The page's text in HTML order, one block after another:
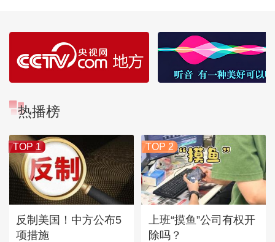
热播榜
TOP 1
反制美国！中方公布5
项措施
TOP 2
上班“摸鱼”公司有权开
除吗？